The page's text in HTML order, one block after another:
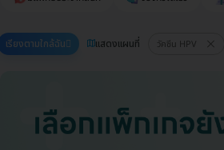
เรียงตามใกล้ฉัน แสดงแผนที่ วัคซีน HPV